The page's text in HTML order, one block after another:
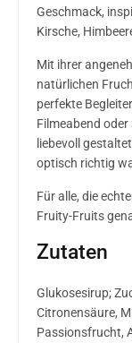
Geschmack,
Kirsche,
Mit ihrer
natürlichen
perfekte
Filmeabend
liebevoll
optisch richtig
Für alle, die
Fruity-Fruits
Zutaten
Glukosesirup;
Citronensäure,
Passionsfrucht,